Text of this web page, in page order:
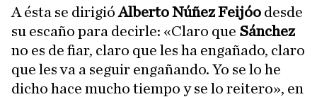
A ésta se dirigióAlberto Núñez Feijóo desde
su escaño para decirle: «Claro que Sánchez
no es de fiar, claro que les ha engañado, claro
que les va a seguir engañando. Yo se lo he
dicho hace mucho tiempo y se lo reitero», en